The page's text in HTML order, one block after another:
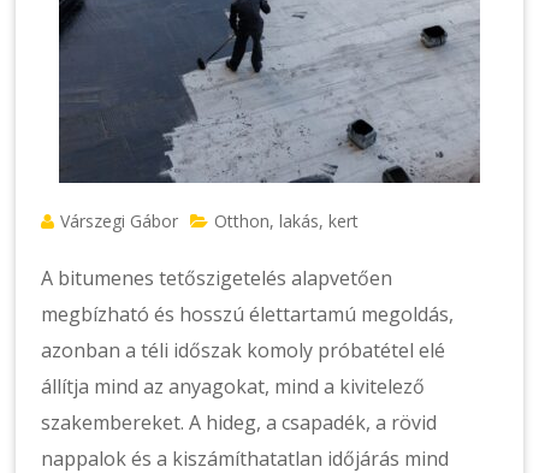
Várszegi Gábor Otthon, lakás, kert
A bitumenes tetőszigetelés alapvetően
megbízható és hosszú élettartamú megoldás,
azonban a téli időszak komoly próbatétel elé
állítja mind az anyagokat, mind a kivitelező
szakembereket. A hideg, a csapadék, a rövid
nappalok és a kiszámíthatatlan időjárás mind